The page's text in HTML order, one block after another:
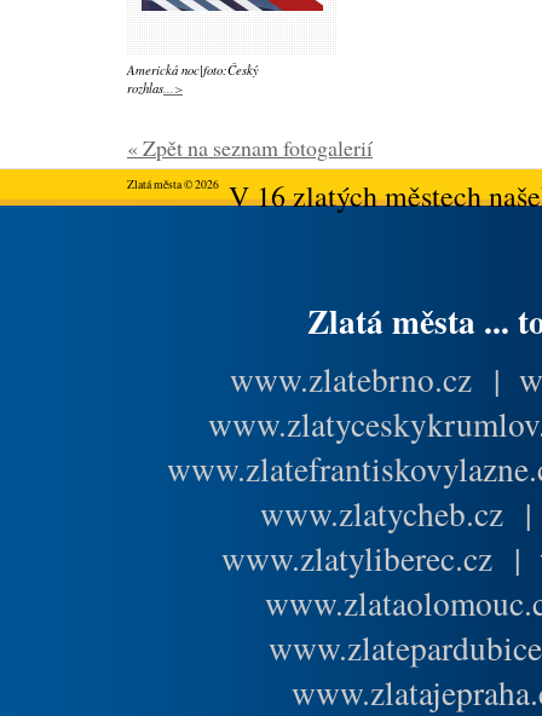
Americká noc|foto:Český
rozhlas...>
« Zpět na seznam fotogalerií
Zlatá města © 2026V 16 zlatých městech
Zlatá města ...
www.zlatebrno.cz |
www.zlatycheb.cz
www.zlatyliberec.cz |